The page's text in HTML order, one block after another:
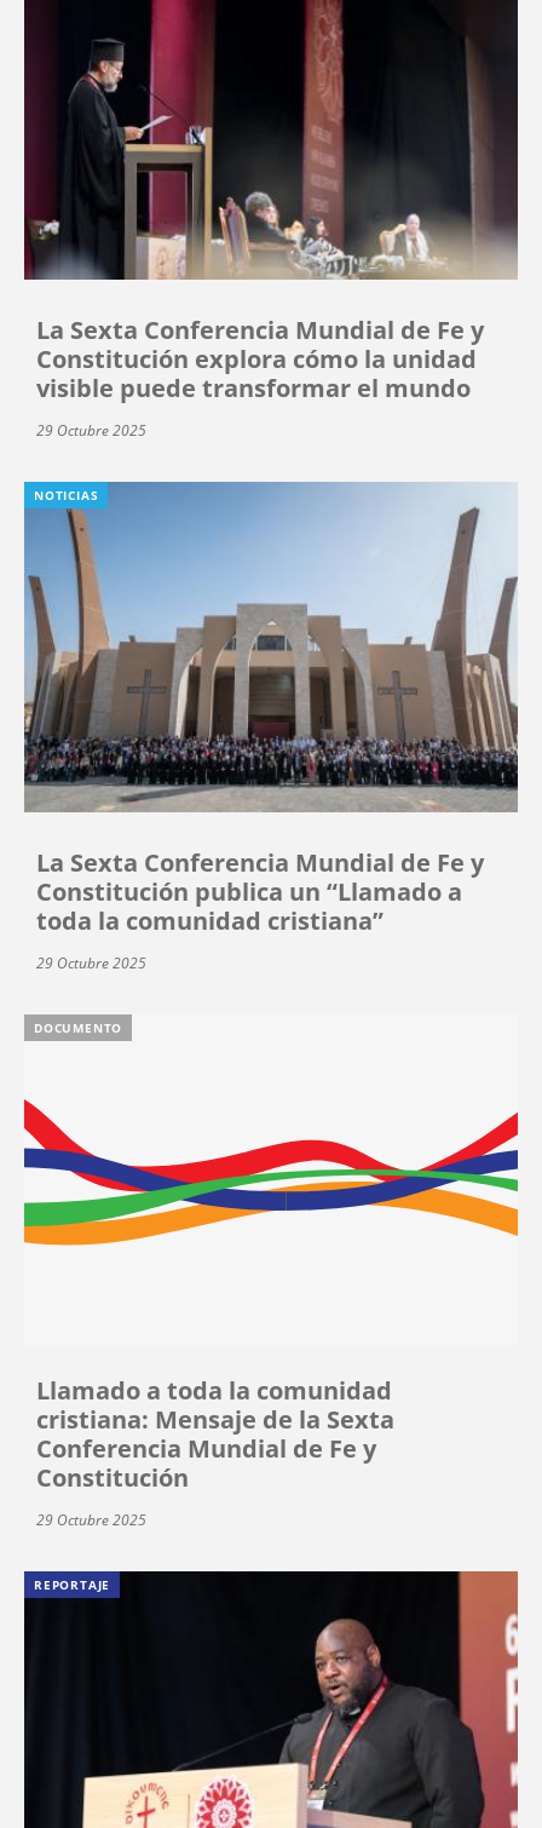
La Sexta Conferencia Mundial de Fe y
Constitución explora cómo la unidad
visible puede transformar el mundo
29 Octubre 2025
NOTICIAS
La Sexta Conferencia Mundial de Fe y
Constitución publica un “Llamado a
toda la comunidad cristiana”
29 Octubre 2025
DOCUMENTO
Llamado a toda la comunidad
cristiana: Mensaje de la Sexta
Conferencia Mundial de Fe y
Constitución
29 Octubre 2025
REPORTAJE